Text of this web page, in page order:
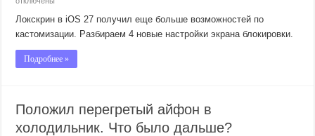
Локскрин в iOS 27 получил еще больше возможностей по
кастомизации. Разбираем 4 новые настройки экрана блокировки.
Подробнее »
Положил перегретый айфон в
холодильник. Что было дальше?